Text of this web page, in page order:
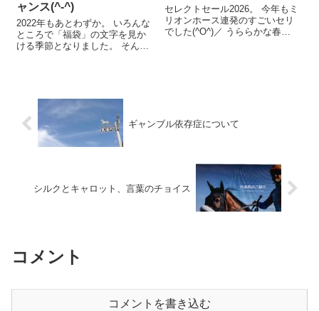
ャンス(^-^)
2022年もあとわずか。 いろんな
ところで「福袋」の文字を見か
ける季節となりました。 そんな
2023年ノーザンホー...
セレクトセール2026。 今年もミ
リオンホース連発のすごいセリ
でした(^O^)／ うららかな春
ギャンブル依存症について
シルクとキャロット、言葉のチョイス
コメント
コメントを書き込む